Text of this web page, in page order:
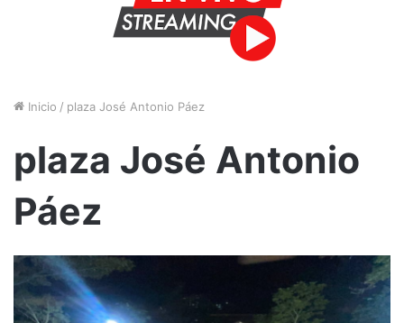
Inicio / plaza José Antonio Páez
plaza José Antonio
Páez